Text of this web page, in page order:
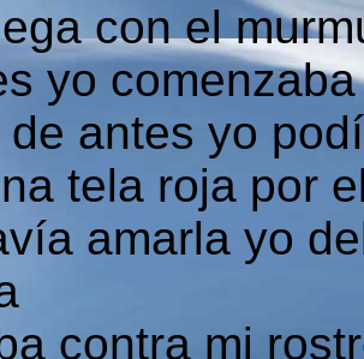
con el
yo
antes yo
tela roja por
amarla yo
contra mi